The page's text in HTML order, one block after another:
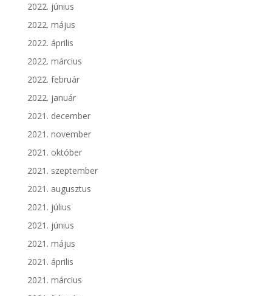
2022. június
2022. május
2022. április
2022. március
2022. február
2022. január
2021. december
2021. november
2021. október
2021. szeptember
2021. augusztus
2021. július
2021. június
2021. május
2021. április
2021. március